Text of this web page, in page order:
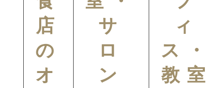
店
の
オ
サ
ロ
ン
ィ
ス・
教室